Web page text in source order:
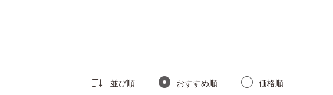
並び順 おすすめ順 価格順